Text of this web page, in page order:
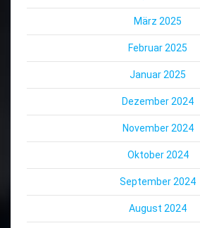
März 2025
Februar 2025
Januar 2025
Dezember 2024
November 2024
Oktober 2024
September 2024
August 2024